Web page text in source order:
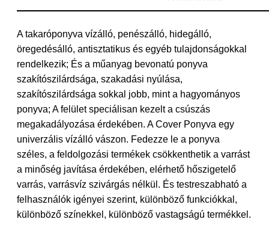
A takaróponyva vízálló, penészálló, hidegálló,
öregedésálló, antisztatikus és egyéb tulajdonságokkal
rendelkezik; És a műanyag bevonatú ponyva
szakítószilárdsága, szakadási nyúlása,
szakítószilárdsága sokkal jobb, mint a hagyományos
ponyva; A felület speciálisan kezelt a csúszás
megakadályozása érdekében. A Cover Ponyva egy
univerzális vízálló vászon. Fedezze le a ponyva
széles, a feldolgozási termékek csökkenthetik a varrást
a minőség javítása érdekében, elérhető hőszigetelő
varrás, varrásvíz szivárgás nélkül. És testreszabható a
felhasználók igényei szerint, különböző funkciókkal,
különböző színekkel, különböző vastagságú termékkel.